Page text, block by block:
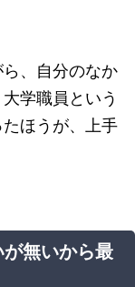
、自分のなか
学職員という
ほうが、上手
無いから最